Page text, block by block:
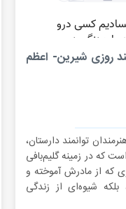
روزی شیرین- اعظم
توانمند دارستان،
که در زمینه گلیم‌بافی
که از مادرش آموخته و
بلکه شیوه‌ای از زندگی